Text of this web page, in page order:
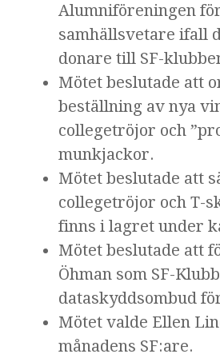
Alumniföreningen
samhällsvetare ifall
donare till SF-
Mötet beslutade att
beställning av nya
collegetröjor och
munkjackor.
Mötet beslutade att
collegetröjor och T-
finns i lagret under
Mötet beslutade att
Öhman som SF-
dataskyddsombud
Mötet valde Ellen
månadens SF:are.